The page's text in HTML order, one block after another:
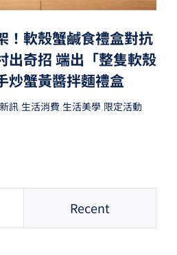
！軟殼蟹鹹食禮盒對抗
出奇招 端出「整隻軟殼
炒蟹黃醬拌麵禮盒
訊,生活消費,生活美學,限定活動
Recent